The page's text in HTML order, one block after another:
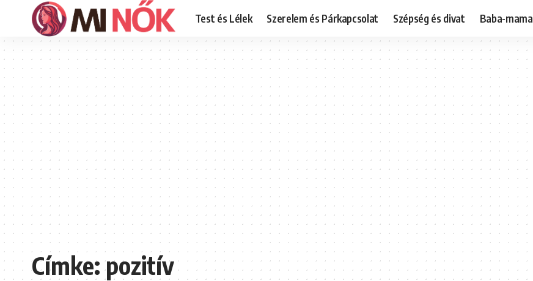
Test és Lélek Szerelem és Párkapcsolat Szépség és divat Baba-mama
Címke:pozitív